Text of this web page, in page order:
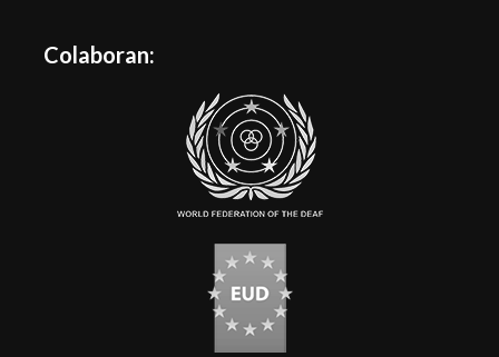
Colaboran: